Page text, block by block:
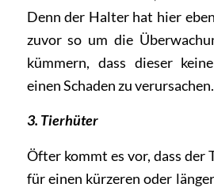
Denn der Halter hat hier
zuvor so um die
kümmern, dass dieser
einen Schaden zu verursachen.
3. Tierhüter
Öfter kommt es vor, dass der
für einen kürzeren oder